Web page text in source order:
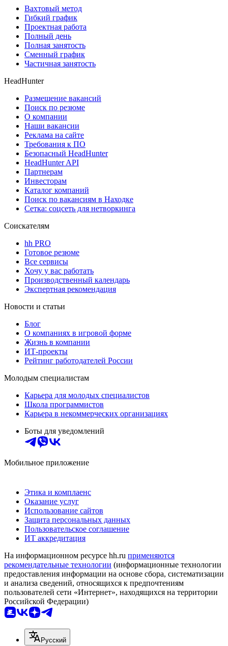
Вахтовый метод
Гибкий график
Проектная работа
Полный день
Полная занятость
Сменный график
Частичная занятость
HeadHunter
Размещение вакансий
Поиск по резюме
О компании
Наши вакансии
Реклама на сайте
Требования к ПО
Безопасный HeadHunter
HeadHunter API
Партнерам
Инвесторам
Каталог компаний
Поиск по вакансиям в Находке
Сетка: соцсеть для нетворкинга
Соискателям
hh PRO
Готовое резюме
Все сервисы
Хочу у вас работать
Производственный календарь
Экспертная рекомендация
Новости и статьи
Блог
О компаниях в игровой форме
Жизнь в компании
ИТ-проекты
Рейтинг работодателей России
Молодым специалистам
Карьера для молодых специалистов
Школа программистов
Карьера в некоммерческих организациях
Боты для уведомлений
Мобильное приложение
Этика и комплаенс
Оказание услуг
Использование сайтов
Защита персональных данных
Пользовательское соглашение
ИТ аккредитация
На информационном ресурсе hh.ru применяются
рекомендательные технологии (информационные технологии
предоставления информации на основе сбора, систематизации
и анализа сведений, относящихся к предпочтениям
пользователей сети «Интернет», находящихся на территории
Российской Федерации)
Русский